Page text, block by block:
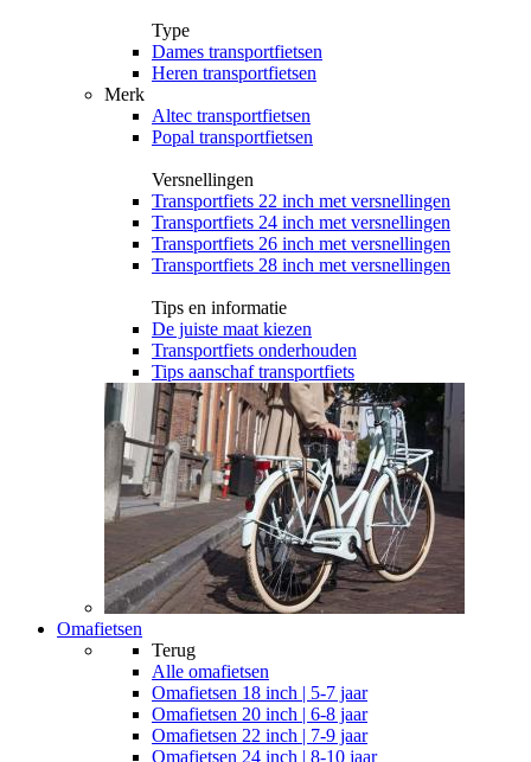
Type
Dames transportfietsen
Heren transportfietsen
Merk
Altec transportfietsen
Popal transportfietsen
Versnellingen
Transportfiets 22 inch met versnellingen
Transportfiets 24 inch met versnellingen
Transportfiets 26 inch met versnellingen
Transportfiets 28 inch met versnellingen
Tips en informatie
De juiste maat kiezen
Transportfiets onderhouden
Tips aanschaf transportfiets
Omafietsen
Terug
Alle omafietsen
Omafietsen 18 inch | 5-7 jaar
Omafietsen 20 inch | 6-8 jaar
Omafietsen 22 inch | 7-9 jaar
Omafietsen 24 inch | 8-10 jaar